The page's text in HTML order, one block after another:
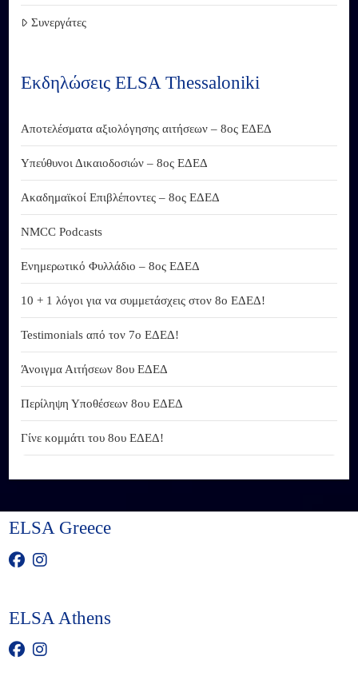
Συνεργάτες
Εκδηλώσεις ELSA Thessaloniki
Αποτελέσματα αξιολόγησης αιτήσεων – 8ος ΕΔΕΔ
Υπεύθυνοι Δικαιοδοσιών – 8ος ΕΔΕΔ
Ακαδημαϊκοί Επιβλέποντες – 8ος ΕΔΕΔ
NMCC Podcasts
Ενημερωτικό Φυλλάδιο – 8ος ΕΔΕΔ
10 + 1 λόγοι για να συμμετάσχεις στον 8ο ΕΔΕΔ!
Testimonials από τον 7ο ΕΔΕΔ!
Άνοιγμα Αιτήσεων 8ου ΕΔΕΔ
Περίληψη Υποθέσεων 8ου ΕΔΕΔ
Γίνε κομμάτι του 8ου ΕΔΕΔ!
ELSA Greece
ELSA Athens